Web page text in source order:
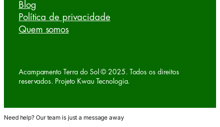
Blog
Política de privacidade
Quem somos
Acampamento Terra do Sol © 2025. Todos os direitos
reservados. Projeto Kwau Tecnologia.
Need help? Our team is just a message away